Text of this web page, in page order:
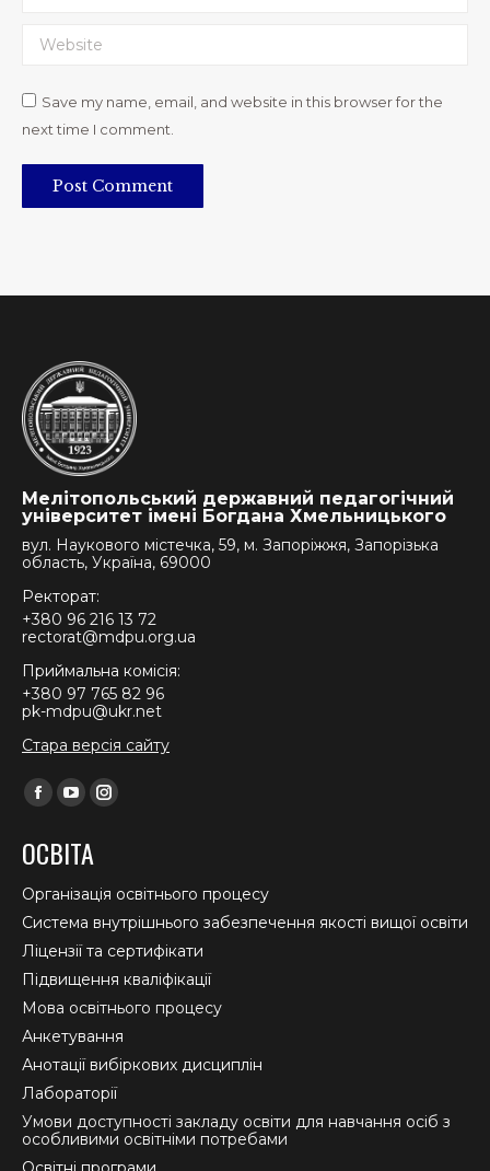
Website
Save my name, email, and website in this browser for the
next time I comment.
Post Comment
Мелітопольський державний педагогічний
університет імені Богдана Хмельницького
вул. Наукового містечка, 59, м. Запоріжжя, Запорізька
область, Україна, 69000
Ректорат:
+380 96 216 13 72
rectorat@mdpu.org.ua
Приймальна комісія:
+380 97 765 82 96
pk-mdpu@ukr.net
Стара версія сайту
Find us on:
Facebook
opens
in
new
window
YouTube
opens
in
new
window
Instagram
in
new
window
ОСВІТА
Організація освітнього процесу
Система внутрішнього забезпечення якості вищої освіти
Ліцензії та сертифікати
Підвищення кваліфікації
Мова освітнього процесу
Анкетування
Анотації вибіркових дисциплін
Лабораторії
Умови доступності закладу освіти для навчання осіб з
особливими освітніми потребами